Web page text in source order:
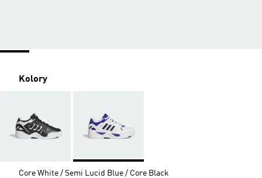
Kolory
Core White / Semi Lucid Blue / Core Black